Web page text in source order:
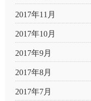
2017年11月
2017年10月
2017年9月
2017年8月
2017年7月